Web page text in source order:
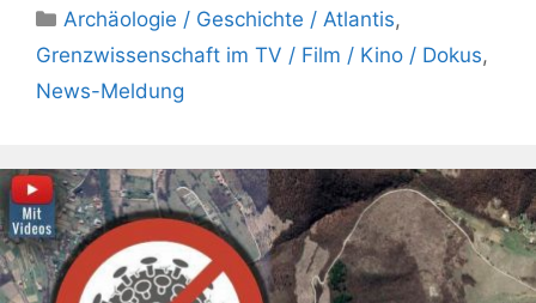
Kategorien
Archäologie / Geschichte / Atlantis,
Grenzwissenschaft im TV / Film / Kino / Dokus,
News-Meldung